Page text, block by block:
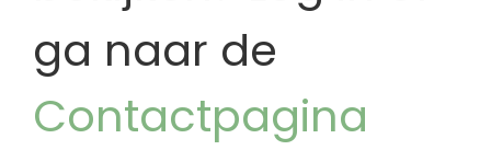
ga naar de
Contactpagina